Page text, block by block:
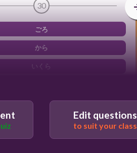
30
ごろ
から
いくら
Edit questions
to suit your class